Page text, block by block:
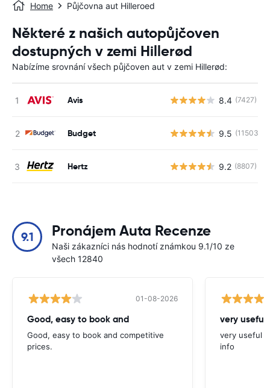
Home Půjčovna aut Hilleroed
Některé z našich autopůjčoven
dostupných v zemi Hillerød
Nabízíme srovnání všech půjčoven aut v zemi Hillerød:
Avis 8.4 (7427)
Budget 9.5 (11503)
Hertz 9.2 (8807)
9.1 Pronájem Auta Recenze
Naši zákazníci nás hodnotí známkou 9.1/10 ze
všech 12840
01-08-2026
Good, easy to book and
Good, easy to book and competitive
prices.
very useful
very useful
info